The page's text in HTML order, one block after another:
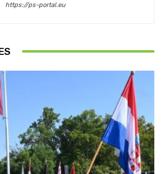
https://ps-portal.eu